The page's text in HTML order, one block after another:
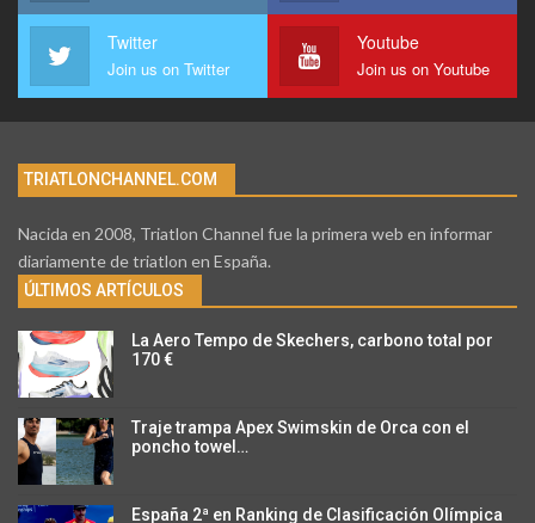
Twitter
Join us on Twitter
Youtube
Join us on Youtube
TRIATLONCHANNEL.COM
Nacida en 2008, Triatlon Channel fue la primera web en informar
diariamente de triatlon en España.
ÚLTIMOS ARTÍCULOS
La Aero Tempo de Skechers, carbono total por
170 €
Traje trampa Apex Swimskin de Orca con el
poncho towel…
España 2ª en Ranking de Clasificación Olímpica